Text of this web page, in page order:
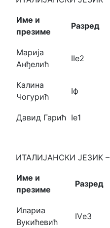
Име и
презиме
Разред
Марија
Анђелић
IIе2
Калина
Чогурић
Iф
Давид Гарић Ie1
ИТАЛИЈАНСКИ ЈЕЗИК
Име и
презиме
Разред
Илариа
Вукићевић
IVе3